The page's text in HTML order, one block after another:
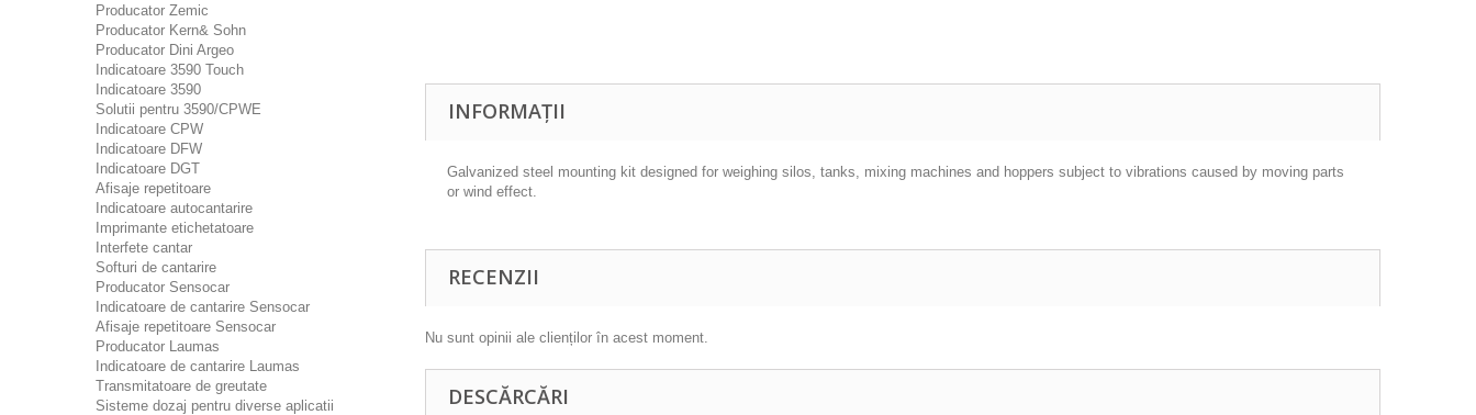
Producator Zemic
Producator Kern& Sohn
Producator Dini Argeo
Indicatoare 3590 Touch
Indicatoare 3590
Solutii pentru 3590/CPWE
Indicatoare CPW
Indicatoare DFW
Indicatoare DGT
Afisaje repetitoare
Indicatoare autocantarire
Imprimante etichetatoare
Interfete cantar
Softuri de cantarire
Producator Sensocar
Indicatoare de cantarire Sensocar
Afisaje repetitoare Sensocar
Producator Laumas
Indicatoare de cantarire Laumas
Transmitatoare de greutate
Sisteme dozaj pentru diverse aplicatii
INFORMAȚII
Galvanized steel mounting kit designed for weighing silos, tanks, mixing machines and hoppers subject to vibrations caused by moving parts
or wind effect.
RECENZII
Nu sunt opinii ale clienților în acest moment.
DESCĂRCĂRI